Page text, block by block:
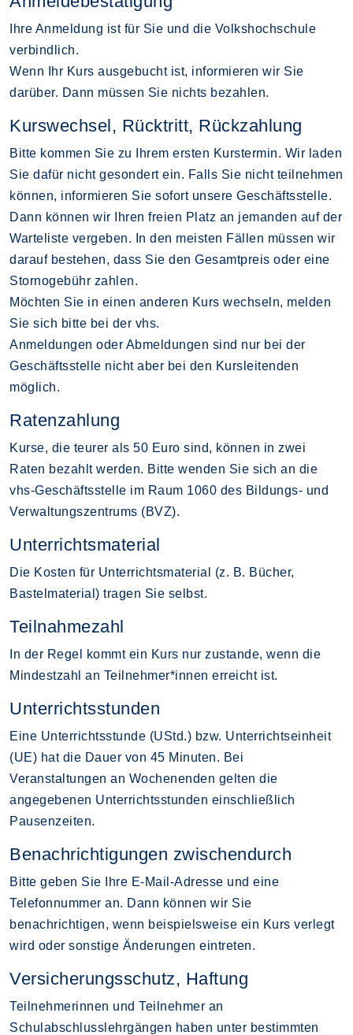
Ihre Anmeldung ist für Sie und die Volkshochschule
verbindlich.
Wenn Ihr Kurs ausgebucht ist, informieren wir Sie
darüber. Dann müssen Sie nichts bezahlen.
Kurswechsel, Rücktritt, Rückzahlung
Bitte kommen Sie zu Ihrem ersten Kurstermin. Wir laden
Sie dafür nicht gesondert ein. Falls Sie nicht teilnehmen
können, informieren Sie sofort unsere Geschäftsstelle.
Dann können wir Ihren freien Platz an jemanden auf der
Warteliste vergeben. In den meisten Fällen müssen wir
darauf bestehen, dass Sie den Gesamtpreis oder eine
Stornogebühr zahlen.
Möchten Sie in einen anderen Kurs wechseln, melden
Sie sich bitte bei der vhs.
Anmeldungen oder Abmeldungen sind nur bei der
Geschäftsstelle nicht aber bei den Kursleitenden
möglich.
Ratenzahlung
Kurse, die teurer als 50 Euro sind, können in zwei
Raten bezahlt werden. Bitte wenden Sie sich an die
vhs-Geschäftsstelle im Raum 1060 des Bildungs- und
Verwaltungszentrums (BVZ).
Unterrichtsmaterial
Die Kosten für Unterrichtsmaterial (z. B. Bücher,
Bastelmaterial) tragen Sie selbst.
Teilnahmezahl
In der Regel kommt ein Kurs nur zustande, wenn die
Mindestzahl an Teilnehmer*innen erreicht ist.
Unterrichtsstunden
Eine Unterrichtsstunde (UStd.) bzw. Unterrichtseinheit
(UE) hat die Dauer von 45 Minuten. Bei
Veranstaltungen an Wochenenden gelten die
angegebenen Unterrichtsstunden einschließlich
Pausenzeiten.
Benachrichtigungen zwischendurch
Bitte geben Sie Ihre E-Mail-Adresse und eine
Telefonnummer an. Dann können wir Sie
benachrichtigen, wenn beispielsweise ein Kurs verlegt
wird oder sonstige Änderungen eintreten.
Versicherungsschutz, Haftung
Teilnehmerinnen und Teilnehmer an
Schulabschlusslehrgängen haben unter bestimmten